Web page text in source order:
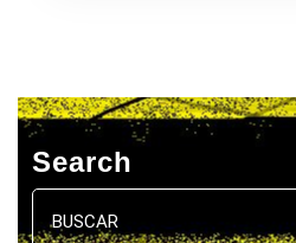
Search
Buscar: